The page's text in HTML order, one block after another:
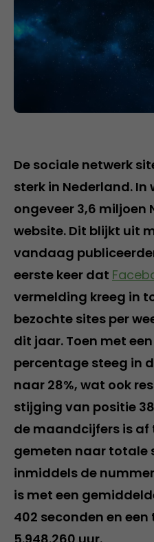
De sociale netwerk
sterk in Nederland. In
ongeveer 3,6 miljoen
website. Dit blijkt uit
vandaag
eerste keer dat
vermelding kreeg in
bezochte sites per
dit jaar. Toen met
percentage steeg in
naar 28%, wat ook
stijging van positie 38
de maandcijfers is af
gemeten naar totale
inmiddels de
is met een
402 seconden en